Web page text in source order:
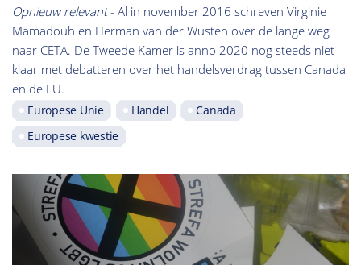
Opnieuw relevant- Al in november 2016 schreven Virginie
Mamadouh en Herman van der Wusten over de lange weg
naar CETA. De Tweede Kamer is anno 2020 nog steeds niet
klaar met debatteren over het handelsverdrag tussen Canada
en de EU.
Europese Unie Handel
Canada
Europese kwestie